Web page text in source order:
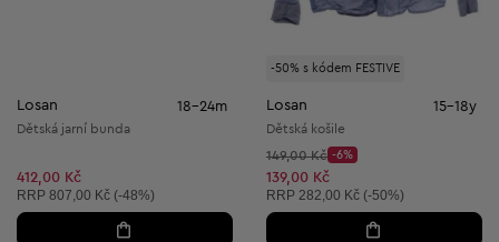
Losan 18-24m
Dětská jarní bunda
412,00 Kč
Doporučená cena:
RRP 807,00 Kč (-48%)
-50% s kódem FESTIVE
Losan 15-18y
Dětská košile
Původní cena:
149,00 Kč
Discount Price:
-6%
Snížená cena:
139,00 Kč
Doporučená cena:
RRP 282,00 Kč (-50%)